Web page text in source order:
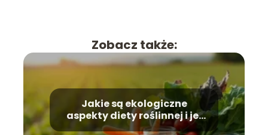
Zobacz także:
Jakie są ekologiczne
aspekty diety roślinnej i jej
wpływ na klimat?